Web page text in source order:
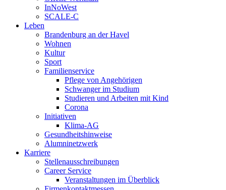
InNoWest
SCALE-C
Leben
Brandenburg an der Havel
Wohnen
Kultur
Sport
Familienservice
Pflege von Angehörigen
Schwanger im Studium
Studieren und Arbeiten mit Kind
Corona
Initiativen
Klima-AG
Gesundheitshinweise
Alumninetzwerk
Karriere
Stellenausschreibungen
Career Service
Veranstaltungen im Überblick